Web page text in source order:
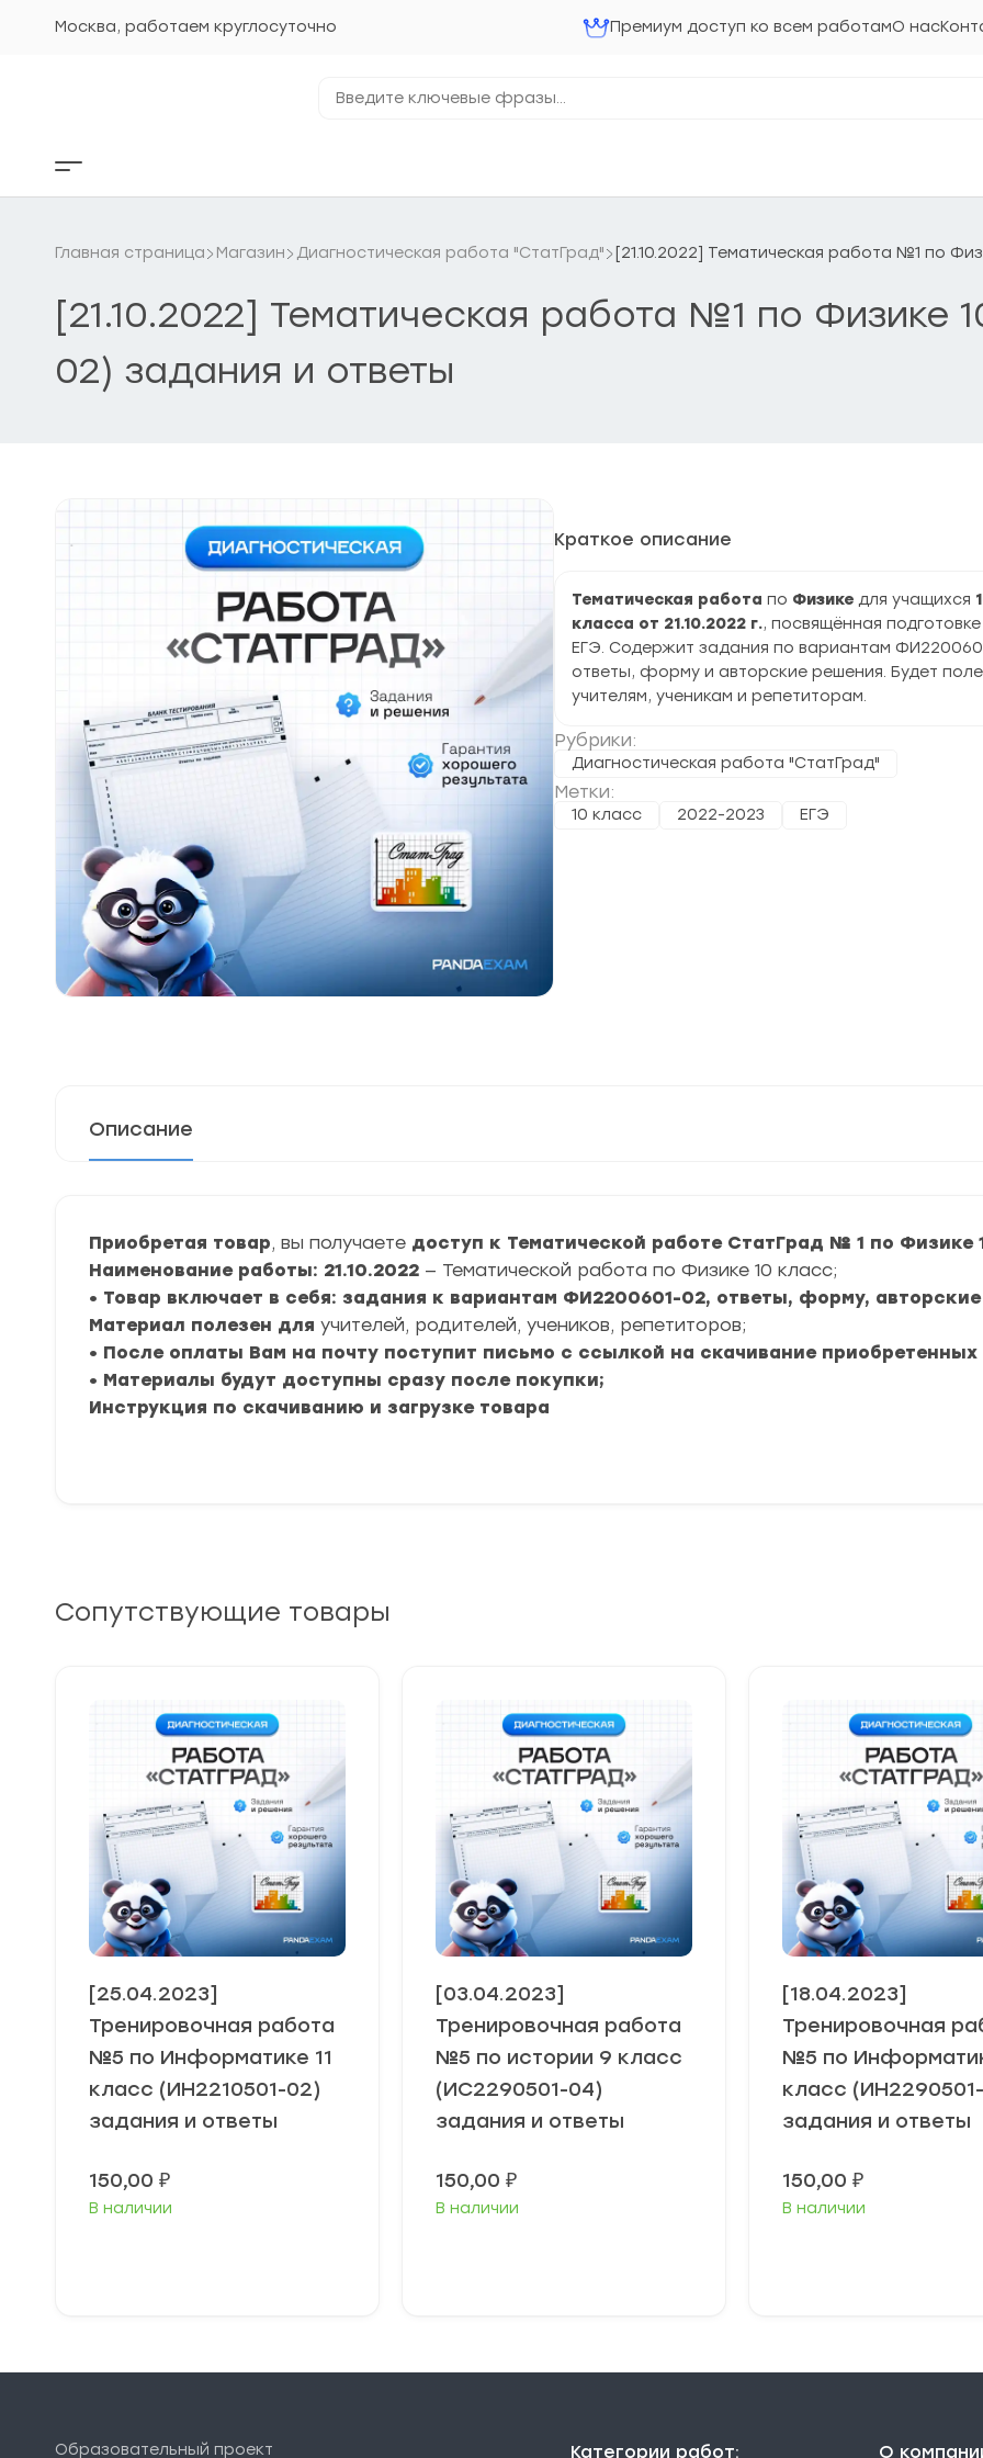
Москва, работаем круглосуточно Премиум доступ ко всем работамО нас
ключевые
Кнопка
бокового
Главная страница Магазин Диагностическая работа "СтатГрад" [21.10.2022] Тематическая работа №1 по
[21.10.2022] Тематическая работа №1 по Физике
02) задания и ответы
Краткое описание
Тематическая работа по Физике для учащихся
класса от 21.10.2022 г., посвящённая подготовке
ЕГЭ. Содержит задания по вариантам
ответы, форму и авторские решения. Будет
учителям, ученикам и репетиторам.
Рубрики:
Диагностическая работа "СтатГрад"
Метки:
10 класс 2022-2023 ЕГЭ
Описание
Приобретая товар, вы получаете доступ к Тематической работе СтатГрад № 1 по Физике
Наименование работы: 21.10.2022 — Тематической работа по Физике 10 класс;
• Товар включает в себя: задания к вариантам ФИ2200601-02, ответы, форму,
Материал полезен для учителей, родителей, учеников, репетиторов;
• После оплаты Вам на почту поступит письмо с ссылкой на скачивание приобретенных
• Материалы будут доступны сразу после покупки;
Инструкция по скачиванию и загрузке товара
Сопутствующие товары
[25.04.2023]
Тренировочная работа
№5 по Информатике 11
класс (ИН2210501-02)
задания и ответы
150,00 ₽
В наличии
[03.04.2023]
Тренировочная работа
№5 по истории 9 класс
(ИС2290501-04)
задания и ответы
150,00 ₽
В наличии
[18.04.2023]
Тренировочная
№5 по
класс
задания и ответы
150,00 ₽
В наличии
Образовательный проект Категории работ: О